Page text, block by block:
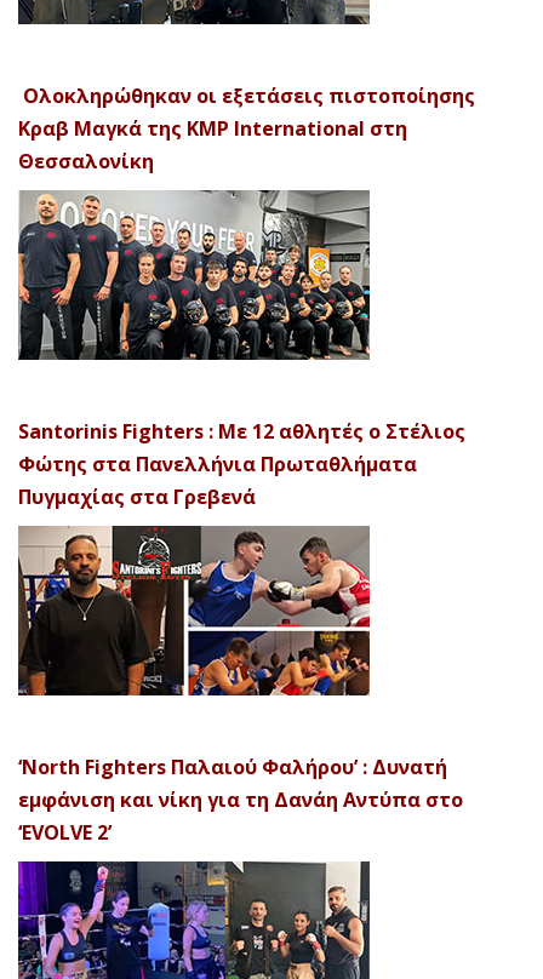
Ολοκληρώθηκαν οι εξετάσεις πιστοποίησης
Κραβ Μαγκά της KMP International στη
Θεσσαλονίκη
Santorinis Fighters : Με 12 αθλητές ο Στέλιος
Φώτης στα Πανελλήνια Πρωταθλήματα
Πυγμαχίας στα Γρεβενά
‘North Fighters Παλαιού Φαλήρου’ : Δυνατή
εμφάνιση και νίκη για τη Δανάη Αντύπα στο
‘EVOLVE 2’